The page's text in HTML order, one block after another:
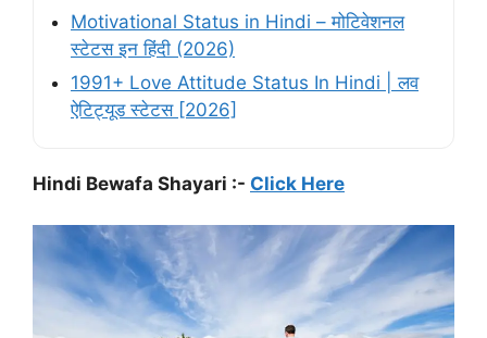
Motivational Status in Hindi – मोटिवेशनल
स्टेटस इन हिंदी (2026)
1991+ Love Attitude Status In Hindi | लव
ऐटिट्यूड स्टेटस [2026]
Hindi Bewafa Shayari :- Click Here